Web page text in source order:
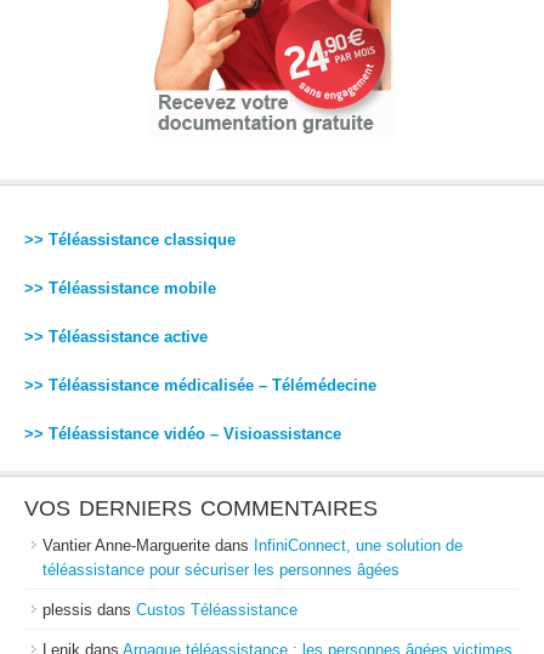
>> Téléassistance classique
>> Téléassistance mobile
>> Téléassistance active
>> Téléassistance médicalisée – Télémédecine
>> Téléassistance vidéo – Visioassistance
VOS DERNIERS COMMENTAIRES
Vantier Anne-Marguerite dans InfiniConnect, une solution de
téléassistance pour sécuriser les personnes âgées
plessis dans Custos Téléassistance
Lenik dans Arnaque téléassistance : les personnes âgées victimes